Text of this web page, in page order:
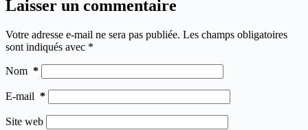
Laisser un commentaire
Votre adresse e-mail ne sera pas publiée. Les champs obligatoires
sont indiqués avec *
Nom *
E-mail *
Site web